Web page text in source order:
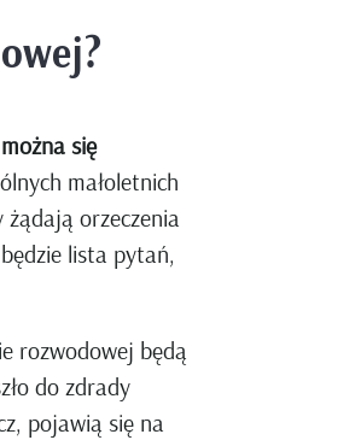
się
małoletnich
orzeczenia
lista pytań,
rozwodowej będą
do zdrady
pojawią się na